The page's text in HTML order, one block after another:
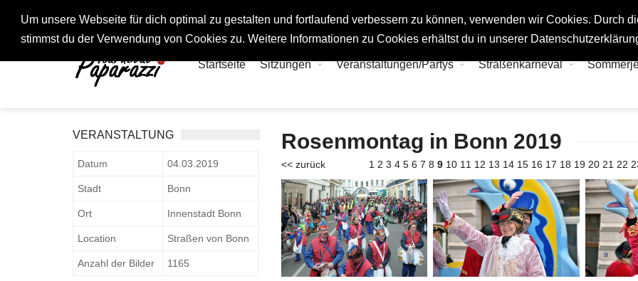
Um unsere Webseite für dich optimal zu gestalten und fortlaufend verbessern zu können, verwenden wir Cookies. Durch
stimmst du der Verwendung von Cookies zu. Weitere Informationen zu Cookies erhältst du in unserer
Fotos rund um den Fastelovend
Startseite Sitzungen Veranstaltungen/Partys Straßenkarneval
VERANSTALTUNG
Datum 04.03.2019
Stadt Bonn
Ort Innenstadt Bonn
Location Straßen von Bonn
Anzahl der Bilder 1165
Rosenmontag in Bonn 2019
<< zurück 1 2 3 4 5 6 7 8 9 10 11 12 13 14 15 16 17 18 19 20 21 22